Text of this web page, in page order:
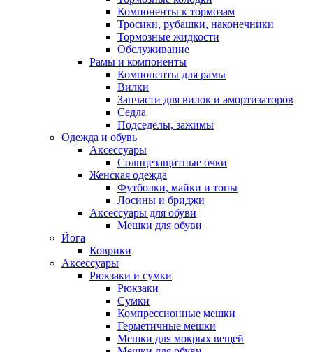
Компоненты к тормозам
Тросики, рубашки, наконечники
Тормозные жидкости
Обслуживание
Рамы и компоненты
Компоненты для рамы
Вилки
Запчасти для вилок и амортизаторов
Седла
Подседелы, зажимы
Одежда и обувь
Аксессуары
Солнцезащитные очки
Женская одежда
Футболки, майки и топы
Лосины и бриджи
Аксессуары для обуви
Мешки для обуви
Йога
Коврики
Аксессуары
Рюкзаки и сумки
Рюкзаки
Сумки
Компрессионные мешки
Герметичные мешки
Мешки для мокрых вещей